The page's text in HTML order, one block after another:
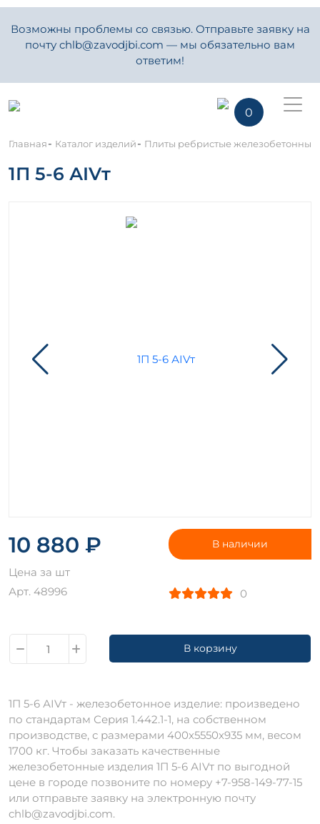
Возможны проблемы со связью. Отправьте заявку на
почту chlb@zavodjbi.com — мы обязательно вам
ответим!
0
Главная- Каталог изделий- Плиты ребристые железобетонные
1П 5-6 АIVт
10 880 ₽
Цена за шт
Арт. 48996
В наличии
0
В корзину
1П 5-6 АIVт - железобетонное изделие: произведено
по стандартам Серия 1.442.1-1, на собственном
производстве, с размерами 400х5550х935 мм, весом
1700 кг. Чтобы заказать качественные
железобетонные изделия 1П 5-6 АIVт по выгодной
цене в городе позвоните по номеру +7-958-149-77-15
или отправьте заявку на электронную почту
chlb@zavodjbi.com.